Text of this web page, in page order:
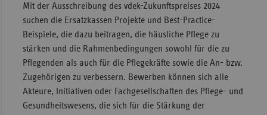
Mit der Ausschreibung des vdek-Zukunftspreises 2024
suchen die Ersatzkassen Projekte und Best-Practice-
Beispiele, die dazu beitragen, die häusliche Pflege zu
stärken und die Rahmenbedingungen sowohl für die zu
Pflegenden als auch für die Pflegekräfte sowie die An- bzw.
Zugehörigen zu verbessern. Bewerben können sich alle
Akteure, Initiativen oder Fachgesellschaften des Pflege- und
Gesundheitswesens, die sich für die Stärkung der